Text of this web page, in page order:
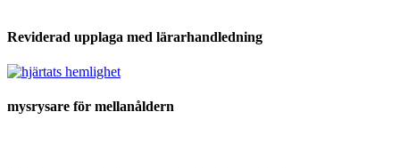
Reviderad upplaga med lärarhandledning
mysrysare för mellanåldern